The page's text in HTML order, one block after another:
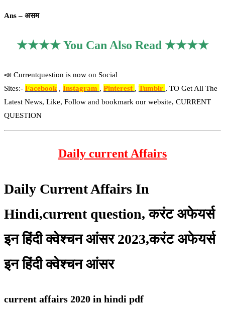
Ans – असम
★★★★ You Can Also Read ★★★★
📣 Currentquestion is now on Social
Sites:- Facebook , Instagram , Pinterest , Tumblr , TO Get All The
Latest News, Like, Follow and bookmark our website, CURRENT
QUESTION
Daily current Affairs
Daily Current Affairs In
Hindi,current question, करंट अफेयर्स
इन हिंदी क्वेश्चन आंसर 2023,करंट अफेयर्स
इन हिंदी क्वेश्चन आंसर
current affairs 2020 in hindi pdf